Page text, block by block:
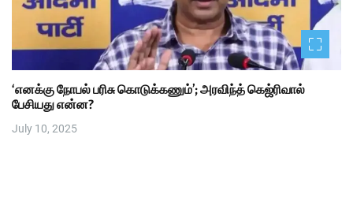
‘எனக்கு நோபல் பரிசு கொடுக்கணும்’; அரவிந்த் கெஜ்ரிவால்
பேசியது என்ன?
July 10, 2025